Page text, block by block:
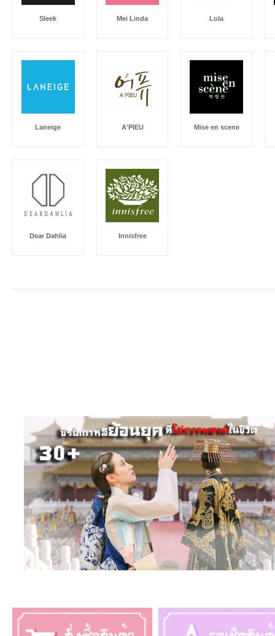
Sleek Mei Linda Lola
Laneige A'PIEU Mise en scene
Dear Dahlia Innisfree